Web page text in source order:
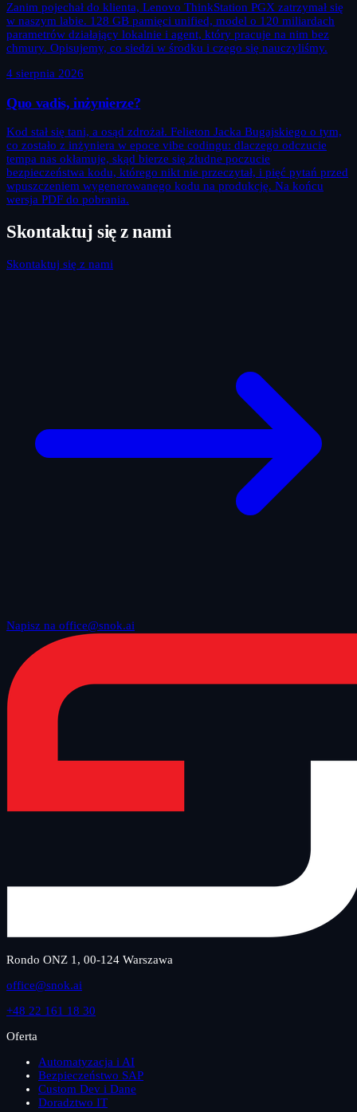
Zanim pojechał do klienta, Lenovo ThinkStation PGX zatrzymał się
w naszym labie. 128 GB pamięci unified, model o 120 miliardach
parametrów działający lokalnie i agent, który pracuje na nim bez
chmury. Opisujemy, co siedzi w środku i czego się nauczyliśmy.
4 sierpnia 2026
Quo vadis, inżynierze?
Kod stał się tani, a osąd zdrożał. Felieton Jacka Bugajskiego o tym,
co zostało z inżyniera w epoce vibe codingu: dlaczego odczucie
tempa nas okłamuje, skąd bierze się złudne poczucie
bezpieczeństwa kodu, którego nikt nie przeczytał, i pięć pytań przed
wpuszczeniem wygenerowanego kodu na produkcję. Na końcu
wersja PDF do pobrania.
Skontaktuj się z nami
Skontaktuj się z nami
Napisz na office@snok.ai
Rondo ONZ 1, 00-124 Warszawa
office@snok.ai
+48 22 161 18 30
Oferta
Automatyzacja i AI
Bezpieczeństwo SAP
Custom Dev i Dane
Doradztwo IT